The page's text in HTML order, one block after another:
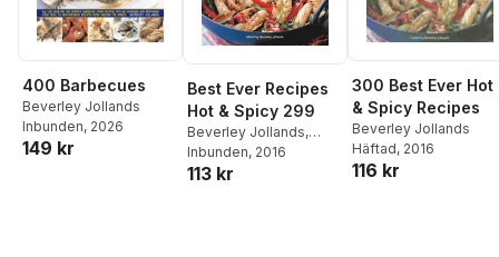
400 Barbecues
Beverley Jollands
Inbunden, 2026
149 kr
Best Ever Recipes
Hot & Spicy 299
Beverley Jollands,
Beverley Jollands
Inbunden, 2016
113 kr
300 Best Ever Hot
& Spicy Recipes
Beverley Jollands
Häftad, 2016
116 kr